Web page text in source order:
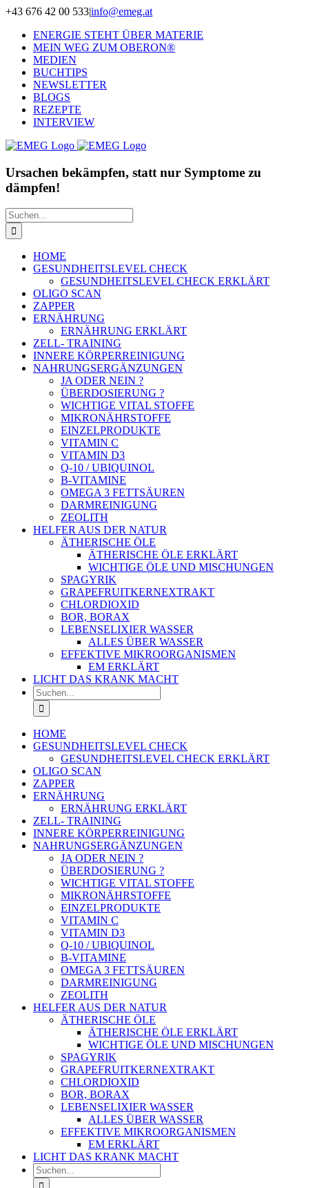
Zum
springen
+43 676 42 00 533|info@emeg.at
ENERGIE STEHT ÜBER MATERIE
MEIN WEG ZUM OBERON®
MEDIEN
BUCHTIPS
NEWSLETTER
BLOGS
REZEPTE
INTERVIEW
Ursachen bekämpfen, statt nur Symptome zu
dämpfen!
Suche
nach:
HOME
GESUNDHEITSLEVEL CHECK
GESUNDHEITSLEVEL CHECK ERKLÄRT
OLIGO SCAN
ZAPPER
ERNÄHRUNG
ERNÄHRUNG ERKLÄRT
ZELL- TRAINING
INNERE KÖRPERREINIGUNG
NAHRUNGSERGÄNZUNGEN
JA ODER NEIN ?
ÜBERDOSIERUNG ?
WICHTIGE VITAL STOFFE
MIKRONÄHRSTOFFE
EINZELPRODUKTE
VITAMIN C
VITAMIN D3
Q-10 / UBIQUINOL
B-VITAMINE
OMEGA 3 FETTSÄUREN
DARMREINIGUNG
ZEOLITH
HELFER AUS DER NATUR
ÄTHERISCHE ÖLE
ÄTHERISCHE ÖLE ERKLÄRT
WICHTIGE ÖLE UND MISCHUNGEN
SPAGYRIK
GRAPEFRUITKERNEXTRAKT
CHLORDIOXID
BOR, BORAX
LEBENSELIXIER WASSER
ALLES ÜBER WASSER
EFFEKTIVE MIKROORGANISMEN
EM ERKLÄRT
LICHT DAS KRANK MACHT
Suche
nach:
HOME
GESUNDHEITSLEVEL CHECK
GESUNDHEITSLEVEL CHECK ERKLÄRT
OLIGO SCAN
ZAPPER
ERNÄHRUNG
ERNÄHRUNG ERKLÄRT
ZELL- TRAINING
INNERE KÖRPERREINIGUNG
NAHRUNGSERGÄNZUNGEN
JA ODER NEIN ?
ÜBERDOSIERUNG ?
WICHTIGE VITAL STOFFE
MIKRONÄHRSTOFFE
EINZELPRODUKTE
VITAMIN C
VITAMIN D3
Q-10 / UBIQUINOL
B-VITAMINE
OMEGA 3 FETTSÄUREN
DARMREINIGUNG
ZEOLITH
HELFER AUS DER NATUR
ÄTHERISCHE ÖLE
ÄTHERISCHE ÖLE ERKLÄRT
WICHTIGE ÖLE UND MISCHUNGEN
SPAGYRIK
GRAPEFRUITKERNEXTRAKT
CHLORDIOXID
BOR, BORAX
LEBENSELIXIER WASSER
ALLES ÜBER WASSER
EFFEKTIVE MIKROORGANISMEN
EM ERKLÄRT
LICHT DAS KRANK MACHT
Suche
nach: